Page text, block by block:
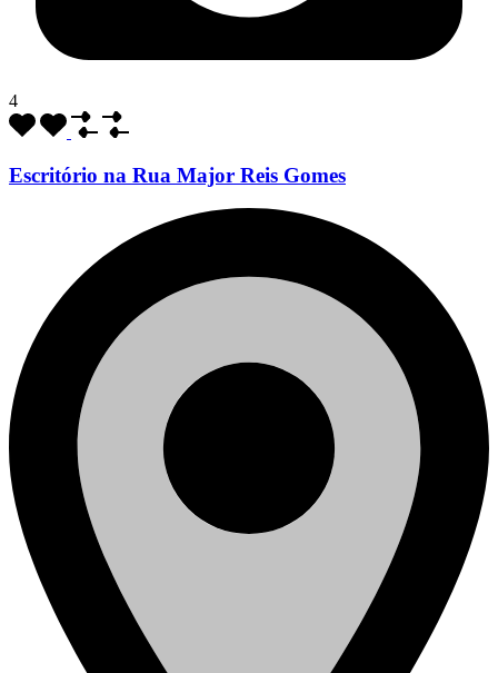
4
Escritório na Rua Major Reis Gomes